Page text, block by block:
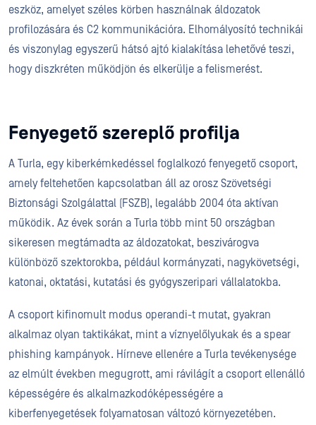
eszköz, amelyet széles körben használnak áldozatok
profilozására és C2 kommunikációra. Elhomályosító technikái
és viszonylag egyszerű hátsó ajtó kialakítása lehetővé teszi,
hogy diszkréten működjön és elkerülje a felismerést.
Fenyegető szereplő profilja
A Turla, egy kiberkémkedéssel foglalkozó fenyegető csoport,
amely feltehetően kapcsolatban áll az orosz Szövetségi
Biztonsági Szolgálattal (FSZB), legalább 2004 óta aktívan
működik. Az évek során a Turla több mint 50 országban
sikeresen megtámadta az áldozatokat, beszivárogva
különböző szektorokba, például kormányzati, nagykövetségi,
katonai, oktatási, kutatási és gyógyszeripari vállalatokba.
A csoport kifinomult modus operandi-t mutat, gyakran
alkalmaz olyan taktikákat, mint a víznyelőlyukak és a spear
phishing kampányok. Hírneve ellenére a Turla tevékenysége
az elmúlt években megugrott, ami rávilágít a csoport ellenálló
képességére és alkalmazkodóképességére a
kiberfenyegetések folyamatosan változó környezetében.